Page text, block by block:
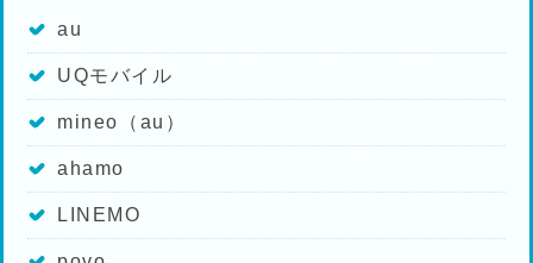
au
UQモバイル
mineo（au）
ahamo
LINEMO